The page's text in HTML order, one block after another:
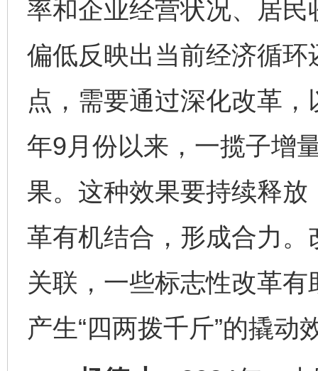
率和企业经营状况、居
偏低反映出当前经济循
点，需要通过深化改革
年9月份以来，一揽子增
果。这种效果要持续释
革有机结合，形成合力
关联，一些标志性改革
产生“四两拨千斤”的撬动